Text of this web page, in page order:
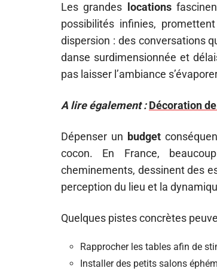
Les grandes locations
possibilités infinies,
dispersion : des conversations
danse surdimensionnée et
pas laisser l’ambiance
A lire également : Décoration
Dépenser un budget
cocon. En France,
cheminements, dessinent des
perception du lieu et la
Quelques pistes concrètes
Rapprocher les tables afin de
Installer des petits salons